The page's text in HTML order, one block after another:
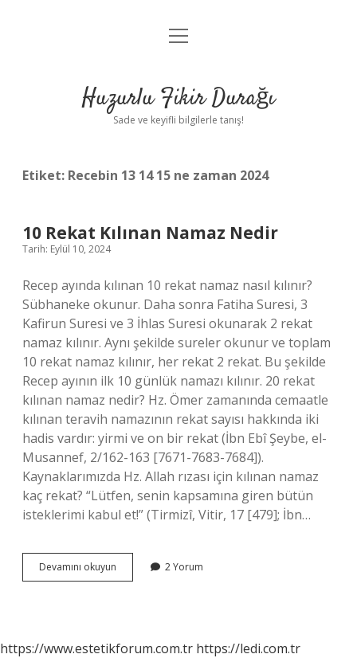
Anasayfa
Yasal Uyarı
menüyü
Huzurlu Fikir Durağı
Sade ve keyifli bilgilerle tanış!
Etiket: Recebin 13 14 15 ne zaman 2024
10 Rekat Kılınan Namaz Nedir
Tarih: Eylül 10, 2024
Recep ayında kılınan 10 rekat namaz nasıl kılınır?
Sübhaneke okunur. Daha sonra Fatiha Suresi, 3
Kafirun Suresi ve 3 İhlas Suresi okunarak 2 rekat
namaz kılınır. Aynı şekilde sureler okunur ve toplam
10 rekat namaz kılınır, her rekat 2 rekat. Bu şekilde
Recep ayının ilk 10 günlük namazı kılınır. 20 rekat
kılınan namaz nedir? Hz. Ömer zamanında cemaatle
kılınan teravih namazının rekat sayısı hakkında iki
hadis vardır: yirmi ve on bir rekat (İbn Ebî Şeybe, el-
Musannef, 2/162-163 [7671-7683-7684]).
Kaynaklarımızda Hz. Allah rızası için kılınan namaz
kaç rekat? “Lütfen, senin kapsamına giren bütün
isteklerimi kabul et!” (Tirmizî, Vitir, 17 [479]; İbn…
Devamını okuyun
Rekat
2 Yorum
https://www.estetikforum.com.tr https://ledi.com.tr